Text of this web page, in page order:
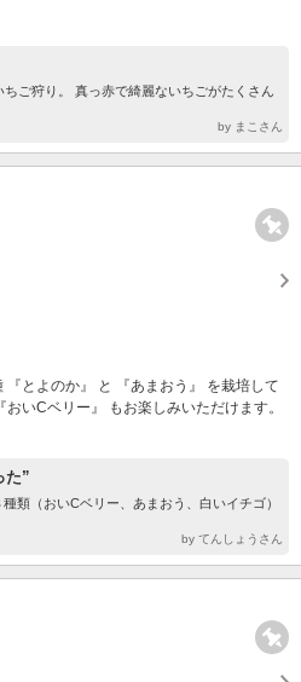
ご狩り。 真っ赤で綺麗ないちごがたくさん
by まこさん
とよのか』 と 『あまおう』 を栽培して
いCベリー』 もお楽しみいただけます。
た”
類（おいCベリー、あまおう、白いイチゴ）
by てんしょうさん